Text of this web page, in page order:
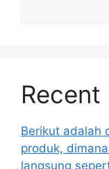
Recent
Berikut adalah
produk,
langsung